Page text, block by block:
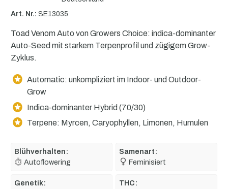
Art. Nr.: SE13035
Toad Venom Auto von Growers Choice: indica-dominanter
Auto-Seed mit starkem Terpenprofil und zügigem Grow-
Zyklus.
Automatic: unkompliziert im Indoor- und Outdoor-
Grow
Indica-dominanter Hybrid (70/30)
Terpene: Myrcen, Caryophyllen, Limonen, Humulen
Blühverhalten:
Autoflowering
Samenart:
Feminisiert
Genetik:
THC: